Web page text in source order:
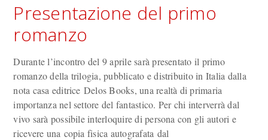
Presentazione del primo
romanzo
Durante l’incontro del 9 aprile sarà presentato il primo
romanzo della trilogia, pubblicato e distribuito in Italia dalla
nota casa editrice Delos Books, una realtà di primaria
importanza nel settore del fantastico. Per chi interverrà dal
vivo sarà possibile interloquire di persona con gli autori e
ricevere una copia fisica autografata dal